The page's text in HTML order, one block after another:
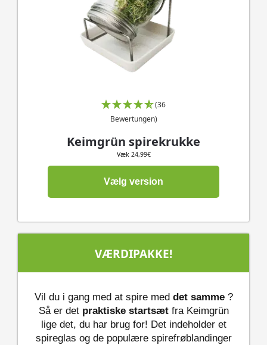
(36
Bewertungen)
Keimgrün spirekrukke
Væk 24,99€
Vælg version
VÆRDIPAKKE!
Vil du i gang med at spire med det samme?
Så er det praktiske startsætfra Keimgrün
lige det, du har brug for! Det indeholder et
spireglas og de populære spirefrøblandinger